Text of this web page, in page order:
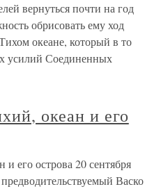
вернуться почти на год
обрисовать ему ход
океане, который в то
усилий Соединенных
океан и его
его острова 20 сентября
Васко